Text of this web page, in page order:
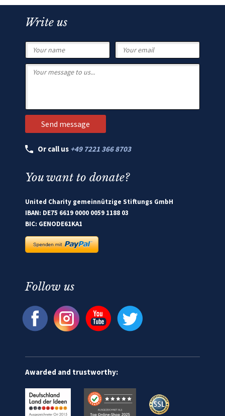
Write us
Or call us +49 7221 366 8703
You want to donate?
United Charity gemeinnützige Stiftungs GmbH
IBAN: DE75 6619 0000 0059 1188 03
BIC: GENODE61KA1
Follow us
Awarded and trustworthy: